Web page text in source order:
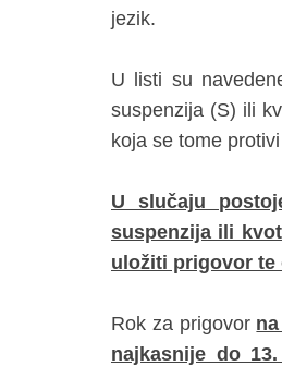
jezik.
U listi su
suspenzija (S) ili
koja se tome
U slučaju
suspenzija ili
uložiti prigovor te
Rok za prigovor
najkasnije do